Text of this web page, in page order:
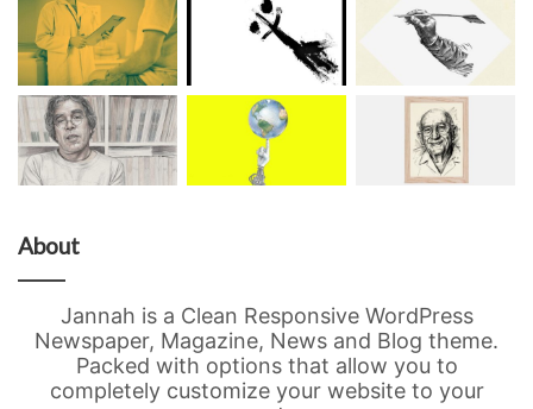
About
Jannah is a Clean Responsive WordPress
Newspaper, Magazine, News and Blog theme.
Packed with options that allow you to
completely customize your website to your